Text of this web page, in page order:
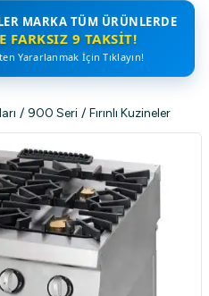
MARKA TÜM ÜRÜNLERDE
FARKSIZ 9 TAKSIT!
Yararlanmak İçin Tıklayın!
/ 900 Seri / Fırınlı Kuzineler